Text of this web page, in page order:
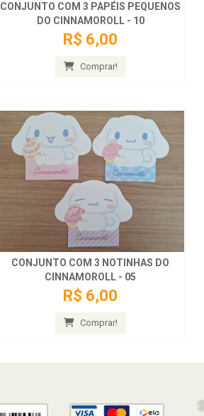
CONJUNTO COM 3 PAPÉIS PEQUENOS
DO CINNAMOROLL - 10
R$ 6,00
Comprar!
CONJUNTO COM 3 NOTINHAS DO
CINNAMOROLL - 05
R$ 6,00
Comprar!